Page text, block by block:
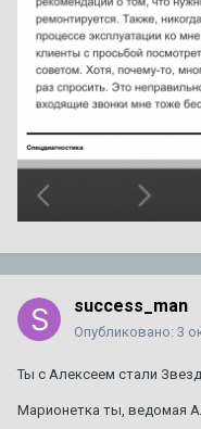
success_man
Опубликовано: 3
Ты с Алексеем стали
Марионетка ты, ведомая